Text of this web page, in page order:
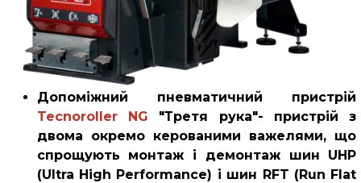
Допоміжний пневматичний пристрій
Tecnoroller NG "Третя рука"- пристрій з
двома окремо керованими важелями, що
спрощують монтаж і демонтаж шин UHP
(Ultra High Performance) і шин RFT (Run Flat